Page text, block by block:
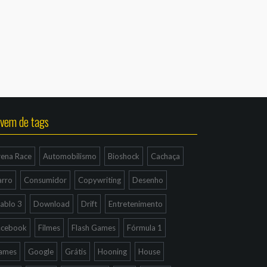
de tags
Race Automobilismo Bioshock Cachaça
Consumidor Copywriting Desenho
3 Download Drift Entretenimento
Filmes Flash Games Fórmula 1
Google Grátis Hooning House